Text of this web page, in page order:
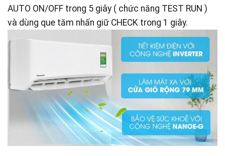
AUTO ON/OFF trong 5 giây ( chức năng TEST RUN )
và dùng que tăm nhấn giữ CHECK trong 1 giây.